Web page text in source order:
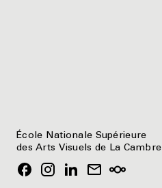
École Nationale Supérieure
des Arts Visuels de La Cambre